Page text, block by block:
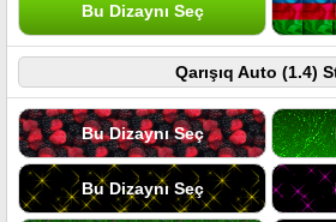
Bu Dizaynı Seç
Qarışıq Auto (1.4)
Bu Dizaynı Seç
Bu Dizaynı Seç